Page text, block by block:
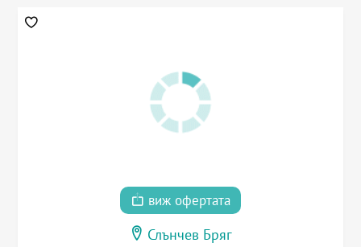
виж офертата
Слънчев Бряг